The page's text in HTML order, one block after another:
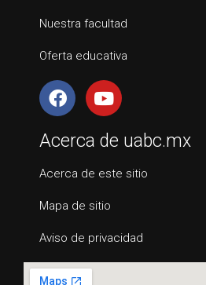
Nuestra facultad
Oferta educativa
Acerca de uabc.mx
Acerca de este sitio
Mapa de sitio
Aviso de privacidad